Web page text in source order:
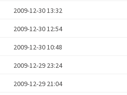
2009-12-30 13:32
2009-12-30 12:54
2009-12-30 10:48
2009-12-29 23:24
2009-12-29 21:04